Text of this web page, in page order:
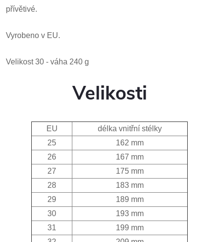
přívětivé.
Vyrobeno v EU.
Velikost 30 - váha 240 g
Velikosti
EU
délka vnitřní stélky
25
162 mm
26
167 mm
27
175 mm
28
183 mm
29
189 mm
30
193 mm
31
199 mm